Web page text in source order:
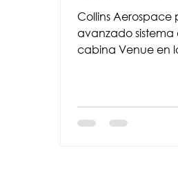
Collins Aerospace
avanzado sistema
cabina Venue en